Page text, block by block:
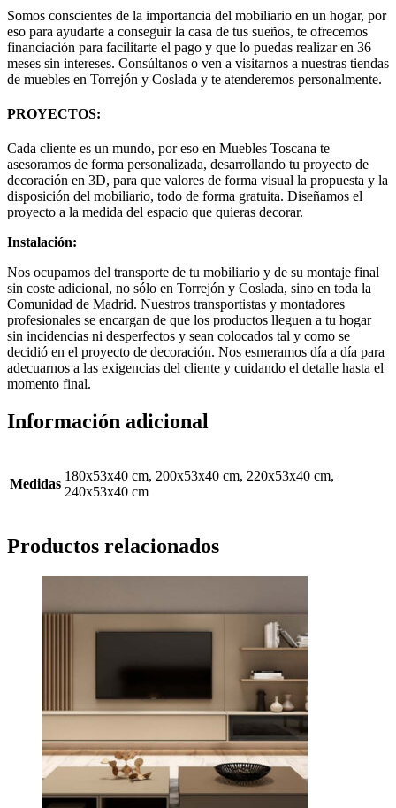
Somos conscientes de la importancia del mobiliario en un hogar, por
eso para ayudarte a conseguir la casa de tus sueños, te ofrecemos
financiación para facilitarte el pago y que lo puedas realizar en 36
meses sin intereses. Consúltanos o ven a visitarnos a nuestras tiendas
de muebles en Torrejón y Coslada y te atenderemos personalmente.
PROYECTOS:
Cada cliente es un mundo, por eso en Muebles Toscana te
asesoramos de forma personalizada, desarrollando tu proyecto de
decoración en 3D, para que valores de forma visual la propuesta y la
disposición del mobiliario, todo de forma gratuita. Diseñamos el
proyecto a la medida del espacio que quieras decorar.
Instalación:
Nos ocupamos del transporte de tu mobiliario y de su montaje final
sin coste adicional, no sólo en Torrejón y Coslada, sino en toda la
Comunidad de Madrid. Nuestros transportistas y montadores
profesionales se encargan de que los productos lleguen a tu hogar
sin incidencias ni desperfectos y sean colocados tal y como se
decidió en el proyecto de decoración. Nos esmeramos día a día para
adecuarnos a las exigencias del cliente y cuidando el detalle hasta el
momento final.
Información adicional
Medidas
180x53x40 cm, 200x53x40 cm, 220x53x40 cm,
240x53x40 cm
Productos relacionados